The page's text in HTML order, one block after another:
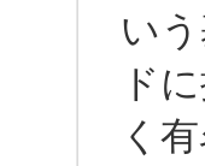
い
ド
く